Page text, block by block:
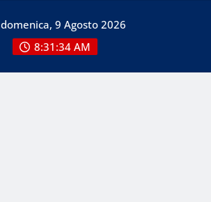
domenica, 9 Agosto 2026
8:31:35 AM